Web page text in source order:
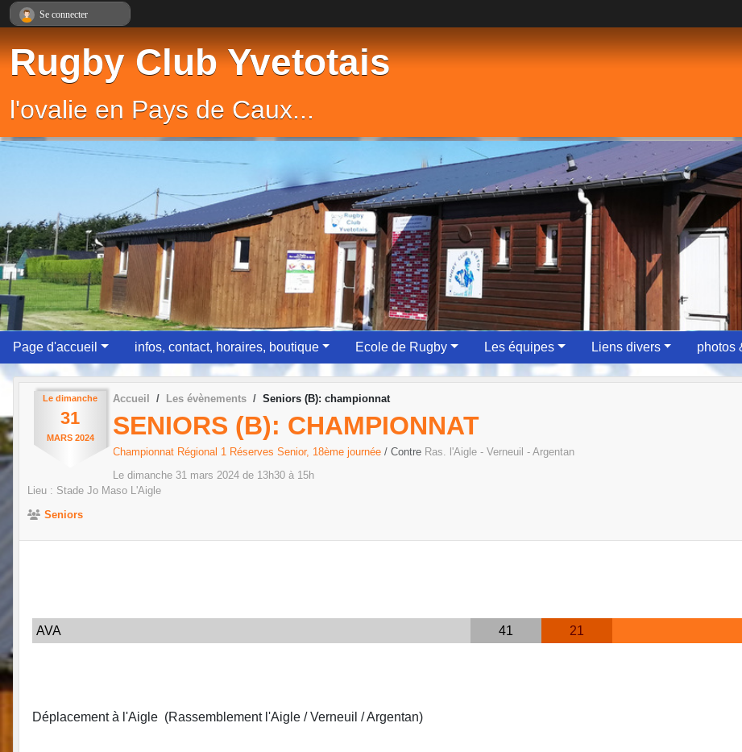
Rugby Club Yvetotais
l'ovalie en Pays de Caux...
Page d'accueil infos, contact, horaires, boutique Ecole de Rugby Les équipes Liens divers photos
Le dimanche
31
MARS 2024
Accueil Les évènements Seniors (B): championnat
SENIORS (B): CHAMPIONNAT
Championnat Régional 1 Réserves Senior, 18ème journée / Contre Ras. l'Aigle - Verneuil - Argentan
Le dimanche 31 mars 2024 de 13h30 à 15h
Lieu : Stade Jo Maso L'Aigle
Seniors
AVA 41 21
Déplacement à l'Aigle (Rassemblement l'Aigle / Verneuil / Argentan)
Se connecter
Panneau de gestion des cookies